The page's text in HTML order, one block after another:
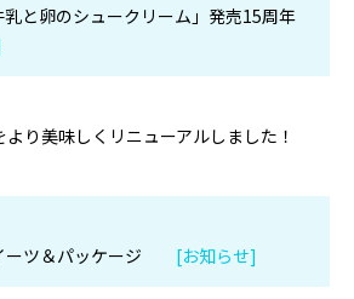
と卵のシュークリーム」発売15周年
り美味しくリニューアルしました！
ツ＆パッケージ
[お知らせ]